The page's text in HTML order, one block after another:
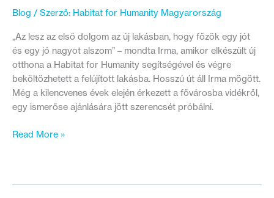
Blog / Szerző: Habitat for Humanity Magyarország
„Az lesz az első dolgom az új lakásban, hogy főzök egy jót
és egy jó nagyot alszom” – mondta Irma, amikor elkészült új
otthona a Habitat for Humanity segítségével és végre
beköltözhetett a felújított lakásba. Hosszú út áll Irma mögött.
Még a kilencvenes évek elején érkezett a fővárosba vidékről,
egy ismerőse ajánlására jött szerencsét próbálni.
“Nagyon
Read More »